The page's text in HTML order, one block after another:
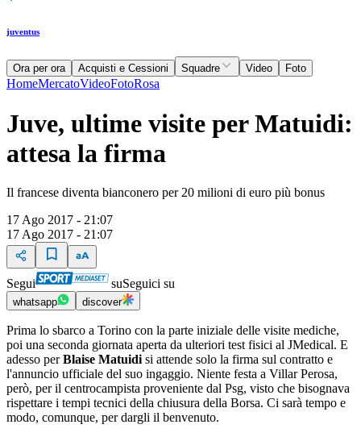
juventus
Ora per ora Acquisti e Cessioni Squadre Video Foto
HomeMercatoVideoFotoRosa
Juve, ultime visite per Matuidi:
attesa la firma
Il francese diventa bianconero per 20 milioni di euro più bonus
17 Ago 2017 - 21:07
17 Ago 2017 - 21:07
Segui suSeguici su
whatsapp discover
Prima lo sbarco a Torino con la parte iniziale delle visite mediche,
poi una seconda giornata aperta da ulteriori test fisici al JMedical. E
adesso perBlaise Matuidi si attende solo la firma sul contratto e
l'annuncio ufficiale del suo ingaggio. Niente festa a Villar Perosa,
però, per il centrocampista proveniente dal Psg, visto che bisognava
rispettare i tempi tecnici della chiusura della Borsa. Ci sarà tempo e
modo, comunque, per dargli il benvenuto.